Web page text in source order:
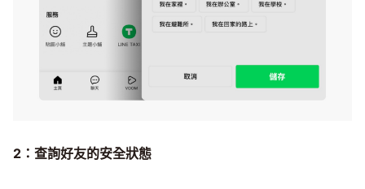
2：查詢好友的安全狀態